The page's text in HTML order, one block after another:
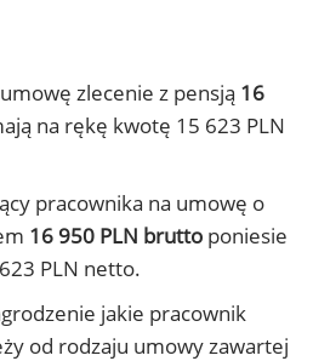
zlecenie z pensją 16
na rękę kwotę 15 623 PLN
pracownika na umowę o
16 950 PLN brutto poniesie
PLN netto.
jakie pracownik
od rodzaju umowy zawartej